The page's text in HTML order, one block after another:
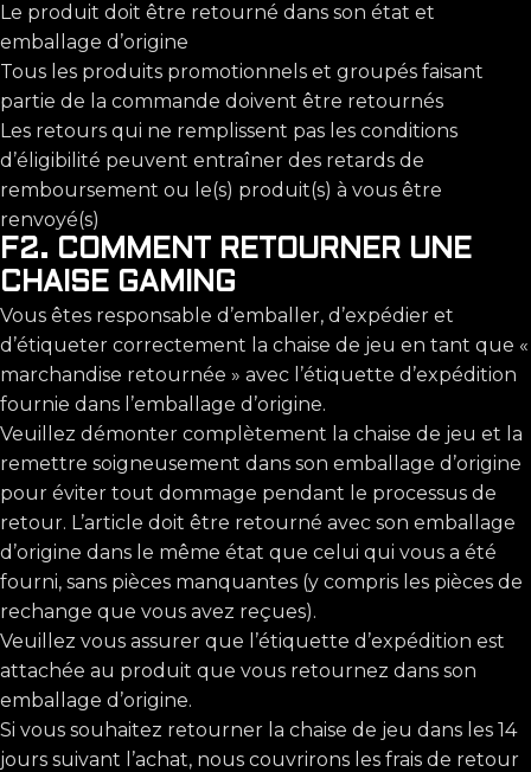
Le produit doit être retourné dans son état et
emballage d’origine
Tous les produits promotionnels et groupés faisant
partie de la commande doivent être retournés
Les retours qui ne remplissent pas les conditions
d’éligibilité peuvent entraîner des retards de
remboursement ou le(s) produit(s) à vous être
renvoyé(s)
F2. COMMENT RETOURNER UNE
CHAISE GAMING
Vous êtes responsable d’emballer, d’expédier et
d’étiqueter correctement la chaise de jeu en tant que «
marchandise retournée » avec l’étiquette d’expédition
fournie dans l’emballage d’origine.
Veuillez démonter complètement la chaise de jeu et la
remettre soigneusement dans son emballage d’origine
pour éviter tout dommage pendant le processus de
retour. L’article doit être retourné avec son emballage
d’origine dans le même état que celui qui vous a été
fourni, sans pièces manquantes (y compris les pièces de
rechange que vous avez reçues).
Veuillez vous assurer que l’étiquette d’expédition est
attachée au produit que vous retournez dans son
emballage d’origine.
Si vous souhaitez retourner la chaise de jeu dans les 14
jours suivant l’achat, nous couvrirons les frais de retour